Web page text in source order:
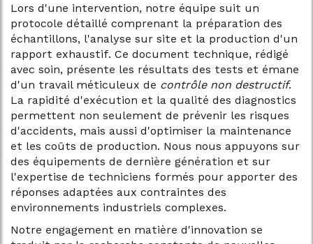
Lors d'une intervention, notre équipe suit un
protocole détaillé comprenant la préparation des
échantillons, l'analyse sur site et la production d'un
rapport exhaustif. Ce document technique, rédigé
avec soin, présente les résultats des tests et émane
d'un travail méticuleux de contrôle non destructif.
La rapidité d'exécution et la qualité des diagnostics
permettent non seulement de prévenir les risques
d'accidents, mais aussi d'optimiser la maintenance
et les coûts de production. Nous nous appuyons sur
des équipements de dernière génération et sur
l'expertise de techniciens formés pour apporter des
réponses adaptées aux contraintes des
environnements industriels complexes.
Notre engagement en matière d'innovation se